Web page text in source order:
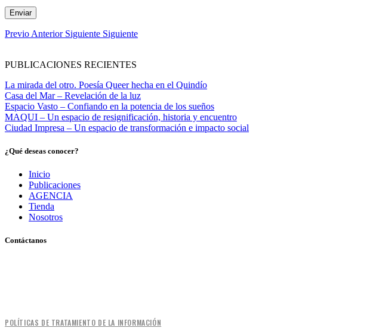
Enviar
Previo Anterior Siguiente Siguiente
PUBLICACIONES RECIENTES
La mirada del otro. Poesía Queer hecha en el Quindío
Casa del Mar – Revelación de la luz
Espacio Vasto – Confiando en la potencia de los sueños
MAQUI – Un espacio de resignificación, historia y encuentro
Ciudad Impresa – Un espacio de transformación e impacto social
¿Qué deseas conocer?
Inicio
Publicaciones
AGENCIA
Tienda
Nosotros
Contáctanos
POLÍTICAS DE TRATAMIENTO DE LA INFORMACIÓN